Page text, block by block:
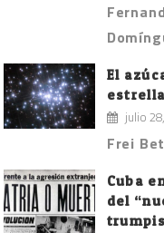
El
julio
Frei
Cuba
del